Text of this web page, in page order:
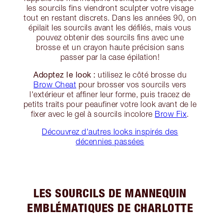
les sourcils fins viendront sculpter votre visage
tout en restant discrets. Dans les années 90, on
épilait les sourcils avant les défilés, mais vous
pouvez obtenir des sourcils fins avec une
brosse et un crayon haute précision sans
passer par la case épilation!
Adoptez le look : utilisez le côté brosse du
Brow Cheat pour brosser vos sourcils vers
l'extérieur et affiner leur forme, puis tracez de
petits traits pour peaufiner votre look avant de le
fixer avec le gel à sourcils incolore Brow Fix.
Découvrez d'autres looks inspirés des
décennies passées
LES SOURCILS DE MANNEQUIN
EMBLÉMATIQUES DE CHARLOTTE